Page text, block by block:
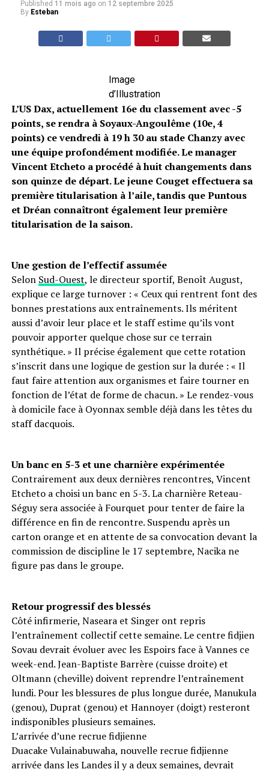
Published 11 mois ago on 12 septembre 2025
By Esteban
Image
d’Illustration
L’US Dax, actuellement 16e du classement avec -5
points, se rendra à Soyaux-Angoulême (10e, 4
points) ce vendredi à 19 h 30 au stade Chanzy avec
une équipe profondément modifiée. Le manager
Vincent Etcheto a procédé à huit changements dans
son quinze de départ. Le jeune Couget effectuera sa
première titularisation à l’aile, tandis que Puntous
et Dréan connaîtront également leur première
titularisation de la saison.
Une gestion de l’effectif assumée
Selon Sud-Ouest, le directeur sportif, Benoît August,
explique ce large turnover : « Ceux qui rentrent font des
bonnes prestations aux entraînements. Ils méritent
aussi d’avoir leur place et le staff estime qu’ils vont
pouvoir apporter quelque chose sur ce terrain
synthétique. » Il précise également que cette rotation
s’inscrit dans une logique de gestion sur la durée : « Il
faut faire attention aux organismes et faire tourner en
fonction de l’état de forme de chacun. » Le rendez-vous
à domicile face à Oyonnax semble déjà dans les têtes du
staff dacquois.
Un banc en 5-3 et une charnière expérimentée
Contrairement aux deux dernières rencontres, Vincent
Etcheto a choisi un banc en 5-3. La charnière Reteau-
Séguy sera associée à Fourquet pour tenter de faire la
différence en fin de rencontre. Suspendu après un
carton orange et en attente de sa convocation devant la
commission de discipline le 17 septembre, Nacika ne
figure pas dans le groupe.
Retour progressif des blessés
Côté infirmerie, Naseara et Singer ont repris
l’entraînement collectif cette semaine. Le centre fidjien
Sovau devrait évoluer avec les Espoirs face à Vannes ce
week-end. Jean-Baptiste Barrère (cuisse droite) et
Oltmann (cheville) doivent reprendre l’entraînement
lundi. Pour les blessures de plus longue durée, Manukula
(genou), Duprat (genou) et Hannoyer (doigt) resteront
indisponibles plusieurs semaines.
L’arrivée d’une recrue fidjienne
Duacake Vulainabuwaha, nouvelle recrue fidjienne
arrivée dans les Landes il y a deux semaines, devrait